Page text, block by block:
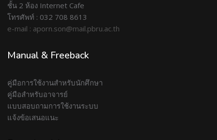
ชั้น 2 ห้อง Internet Cafe
โทรศัพท์ : 032 708 8613
e-mail : aporn.son@mail.pbru.ac.th
Manual & Freeback
คู่มือการใช้งานสำหรับนักศึกษา
คู่มือสำหรับอาจารย์
แบบสอบถามการใช้งานระบบ
แจ้งข้อเสนอแนะ